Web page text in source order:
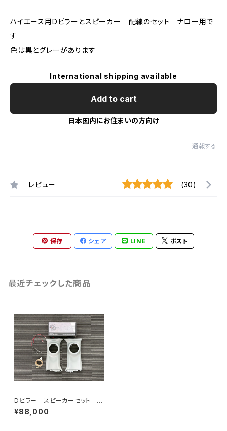
ハイエース用Dピラーとスピーカー 配線のセット ナロー用で
す
色は黒とグレーがあります
International shipping available
Add to cart
日本国内にお住まいの方向け
通報する
レビュー (30)
保存 シェア LINE ポスト
最近チェックした商品
Dピラー スピーカーセット ナ
ロー用
¥88,000